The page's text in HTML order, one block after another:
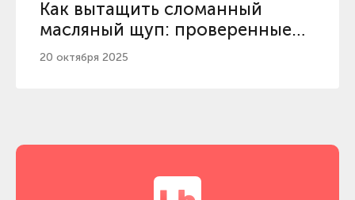
Как вытащить сломанный
масляный щуп: проверенные
способы и советы
20 октября 2025